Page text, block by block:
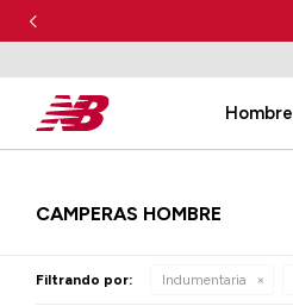
Hombre
CAMPERAS HOMBRE
Filtrando por: Indumentaria